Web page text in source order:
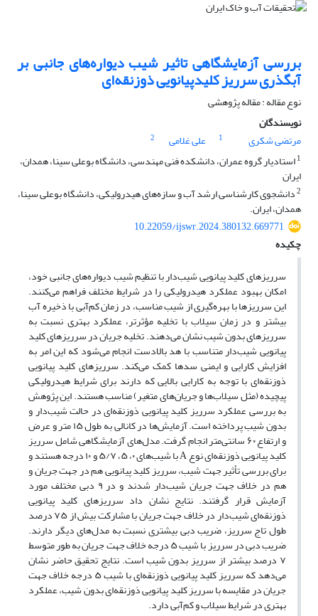
بررسی آزمایشگاهی تاثیر شیب دیواره‌های جانبی بر
آبگذری سرریز کلیدپیانویی ذوزنقه‌ای
نوع مقاله : مقاله پژوهشی
نویسندگان
مرتضی شکری
1 علی غلامی
2
1استادیار گروه عمران، دانشکده فنی مهندسی، دانشگاه بوعلی سینا، همدان،
ایران
2دانشجوی کارشناسی ارشد آب و سازه‌های هیدرولیکی، دانشگاه بوعلی سینا،
همدان، ایران.
10.22059/ijswr.2024.380132.669771
چکیده
سرریزهای کلید پیانویی شیب‌دار با تنظیم شیب دیواره‌های جانبی خود،
امکان بهبود عملکرد هیدرولیکی را در شرایط مختلف فراهم می‌کنند.
این سرریزها با بهره‌گیری از شیب مناسب، در زمان کم‌آبی با ذخیره آب
بیشتر و در زمان سیلاب با تخلیه مؤثرتر، عملکرد بهتری نسبت به
سرریزهای بدون شیب نشان می‌دهند. تخلیه جریان در سرریزهای کلید
پیانویی شیب‌دار متناسب با هد بالادست انجام می‌شود که این امر به
افزایش کارایی و ایمنی سدها کمک می‌کند. سرریزهای کلید پیانویی
ذوزنقه‌ای با توجه به کارایی بالایی که دارند برای شرایط هیدرولیکی
پیچیده (مثل سیلاب‌ها و جریان‌های متغیر) مناسب‌ هستند. این پژوهش
به بررسی عملکرد سرریز کلید پیانویی ذوزنقه‌ای در حالت شیب‌دار و
بدون شیب پرداخته است. آزمایش‌ها در کانالی به طول ۱۵ متر و عرض
و ارتفاع ۶۰ سانتی‌متر انجام گرفت. مدل‌های آزمایشگاهی شامل سرریز
کلید پیانویی ذوزنقه‌ای نوع A با شیب‌های ۰، ۵، ۵/۷ و ۱۰ درجه هستند و
برای بررسی تأثیر جهت شیب، سرریز کلید پیانویی هم در جهت جریان و
هم در خلاف جهت جریان شیب‌دار شدند و در ۹ دبی مختلف مورد
آزمایش قرار گرفتند. نتایج نشان داد سرریزهای کلید پیانویی
ذوزنقه‌ای شیب‌دار در خلاف جهت جریان با مشارکت بیش از ۷۵ درصد
طول تاج سرریز، ضریب دبی بیشتری نسبت به مدل‌های دیگر دارند.
ضریب دبی در سرریز با شیب ۵ درجه خلاف جهت جریان به طور متوسط
۷ درصد بیشتر از سرریز بدون شیب است. نتایج تحقیق حاضر نشان
می‌دهد که سرریز کلید پیانویی ذوزنقه‌ای با شیب ۵ درجه خلاف جهت
جریان در مقایسه با سرریز کلید پیانویی ذوزنقه‌ای بدون شیب، عملکرد
بهتری در شرایط سیلاب و کم‌آبی دارد.